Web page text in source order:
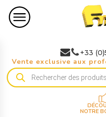
+33
Vente exclusive aux
Recherche
de
NOTRE